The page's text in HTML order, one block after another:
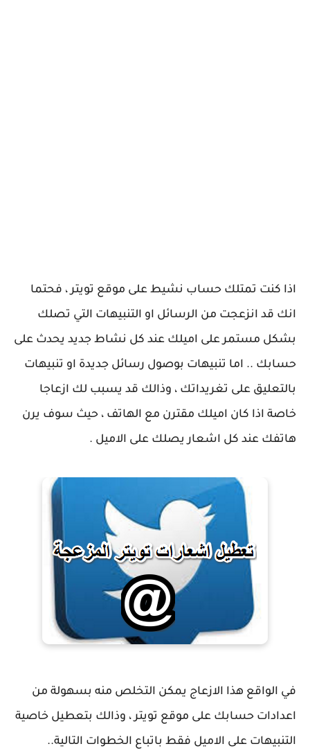
اذا كنت تمتلك حساب نشيط على موقع تويتر ، فحتما
انك قد انزعجت من الرسائل او التنبيهات التي تصلك
بشكل مستمر على اميلك عند كل نشاط جديد يحدث على
حسابك .. اما تنبيهات بوصول رسائل جديدة او تنبيهات
بالتعليق على تغريداتك ، وذالك قد يسبب لك ازعاجا
خاصة اذا كان اميلك مقترن مع الهاتف ، حيث سوف يرن
هاتفك عند كل اشعار يصلك على الاميل .
في الواقع هذا الازعاج يمكن التخلص منه بسهولة من
اعدادات حسابك على موقع تويتر ، وذالك بتعطيل خاصية
التنبيهات على الاميل فقط باتباع الخطوات التالية..